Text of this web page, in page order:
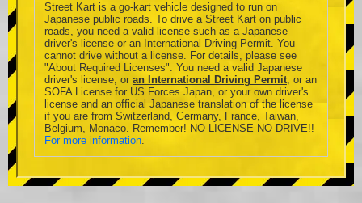
Street Kart is a go-kart vehicle designed to run on
Japanese public roads. To drive a Street Kart on public
roads, you need a valid license such as a Japanese
driver's license or an International Driving Permit. You
cannot drive without a license. For details, please see
"About Required Licenses". You need a valid Japanese
driver's license, or an International Driving Permit, or an
SOFA License for US Forces Japan, or your own driver's
license and an official Japanese translation of the license
if you are from Switzerland, Germany, France, Taiwan,
Belgium, Monaco. Remember! NO LICENSE NO DRIVE!!
For more information.